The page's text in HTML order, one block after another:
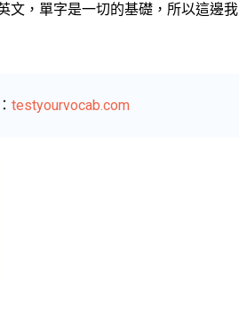
文，單字是一切的基礎，所以這邊我
testyourvocab.com